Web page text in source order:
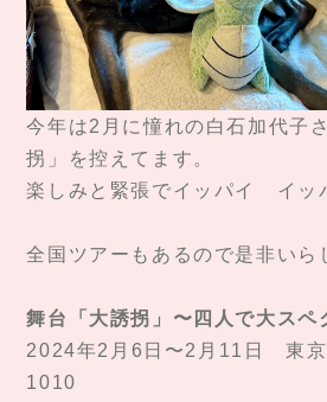
今年は2月に憧れの白石加代子
拐」を控えてます。
楽しみと緊張でイッパイ イッ
全国ツアーもあるので是非いら
舞台「大誘拐」〜四人で大スペ
2024年2月6日〜2月11日 東京
1010